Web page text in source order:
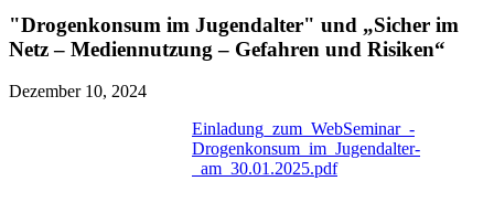
"Drogenkonsum im Jugendalter" und „Sicher im
Netz – Mediennutzung – Gefahren und Risiken“
Dezember 10, 2024
Einladung_zum_WebSeminar_-
Drogenkonsum_im_Jugendalter-
_am_30.01.2025.pdf